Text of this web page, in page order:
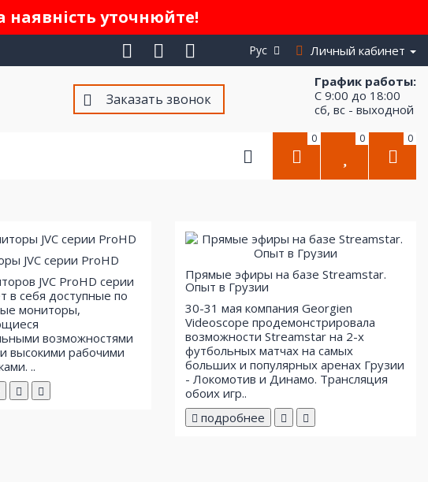
наявність уточнюйте!
Личный кабинет
Заказать звонок
График работы:
С 9:00 до 18:00
сб, вс - выходной
0 0 0
JVC серии ProHD
JVC ProHD серии
в себя доступные по
мониторы,
возможностями
высокими рабочими
..
Прямые эфиры на базе Streamstar.
Опыт в Грузии
30-31 мая компания Georgien
Videoscope продемонстрировала
возможности Streamstar на 2-х
футбольных матчах на самых
больших и популярных аренах Грузии
- Локомотив и Динамо. Трансляция
обоих игр..
подробнее